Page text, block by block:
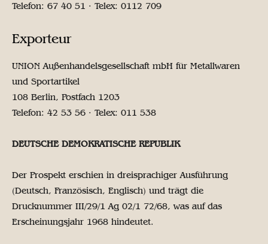
Telefon: 67 40 51 · Telex: 0112 709
Exporteur
UNION Außenhandelsgesellschaft mbH für Metallwaren
und Sportartikel
108 Berlin, Postfach 1203
Telefon: 42 53 56 · Telex: 011 538
DEUTSCHE DEMOKRATISCHE REPUBLIK
Der Prospekt erschien in dreisprachiger Ausführung
(Deutsch, Französisch, Englisch) und trägt die
Drucknummer III/29/1 Ag 02/1 72/68, was auf das
Erscheinungsjahr 1968 hindeutet.